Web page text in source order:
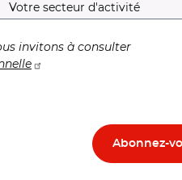
invitons à consulter